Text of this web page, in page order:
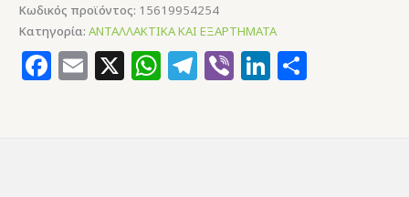
Κωδικός προϊόντος: 15619954254
Κατηγορία: ΑΝΤΑΛΛΑΚΤΙΚΑ ΚΑΙ ΕΞΑΡΤΗΜΑΤΑ
Facebook
Email
X WhatsApp
Telegram
ViberLinkedIn